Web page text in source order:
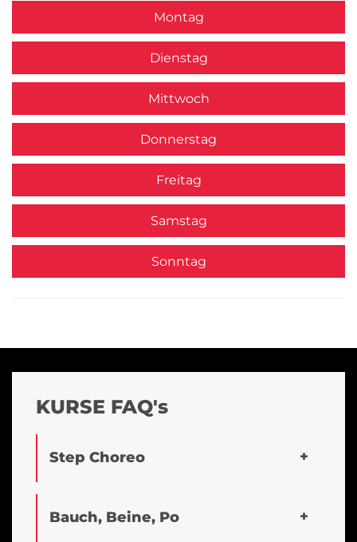
Montag
Dienstag
Mittwoch
Donnerstag
Freitag
Samstag
Sonntag
KURSE FAQ's
Step Choreo
Bauch, Beine, Po